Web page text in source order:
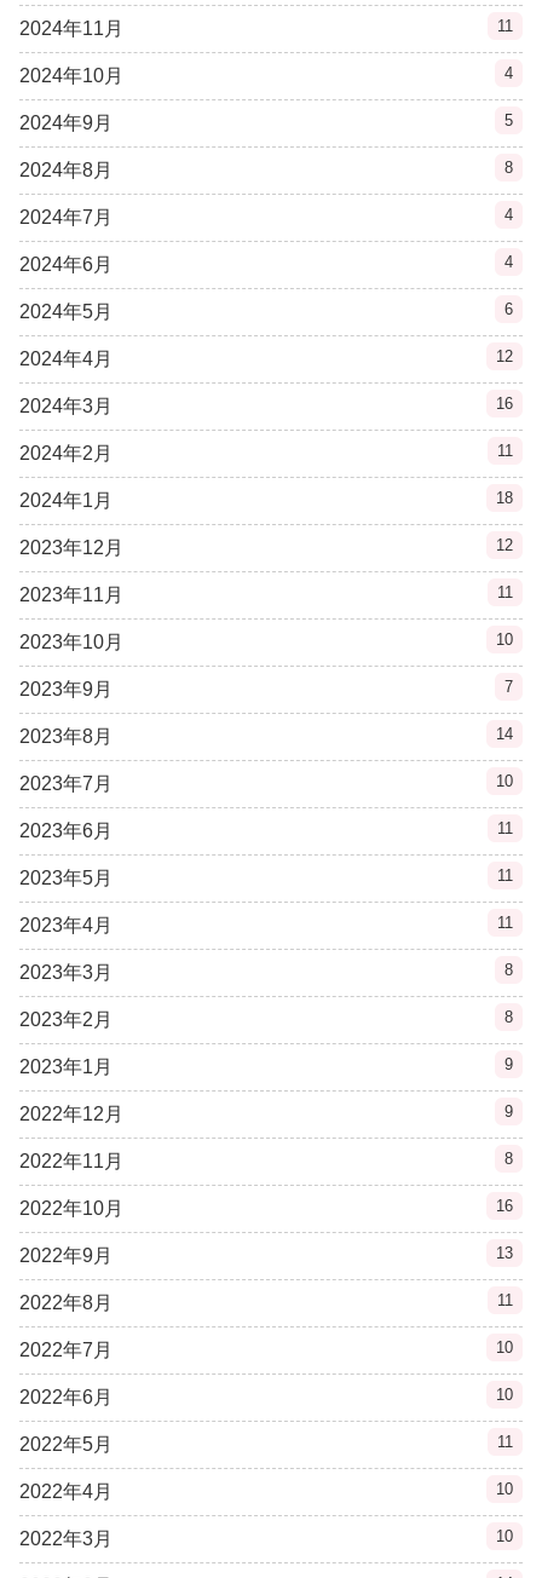
2024年11月 11
2024年10月 4
2024年9月 5
2024年8月 8
2024年7月 4
2024年6月 4
2024年5月 6
2024年4月 12
2024年3月 16
2024年2月 11
2024年1月 18
2023年12月 12
2023年11月 11
2023年10月 10
2023年9月 7
2023年8月 14
2023年7月 10
2023年6月 11
2023年5月 11
2023年4月 11
2023年3月 8
2023年2月 8
2023年1月 9
2022年12月 9
2022年11月 8
2022年10月 16
2022年9月 13
2022年8月 11
2022年7月 10
2022年6月 10
2022年5月 11
2022年4月 10
2022年3月 10